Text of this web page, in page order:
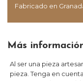
Fabricado en
Más
Al ser una pieza
pieza. Tenga en